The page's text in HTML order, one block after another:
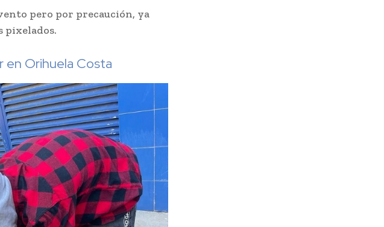
pero por precaución, ya
pixelados.
Orihuela Costa